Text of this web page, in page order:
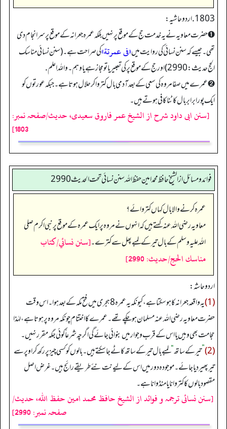
1803. اردو حاشیہ:
➊ حضرت معاویہ نے یہ خدمت حج کے موقع پر نہیں بلکہ عمرہ جعرانہ کے موقع پر سر انجام دی
تھی۔جیسے کہ سنن نسائی کی روایت میں«فی عمرتة»‏‏‏‏ کی صراحت ہے۔ (سنن نسائی مناسک
الحج حدیث:2990)اور حج کےموقع پر کی تعبیر یاتومجاز ہے یا وہم۔ واللہ اعلم .
➋ عمرے میں صفا مروہ کی سعی کے بعد آدمی بال کتروا کر حلال ہوتا ہے۔ جبکہ عورتوں کو
ایک پورا برابر بال کاٹنا کافی ہوتے ہیں۔
[سنن ابی داود شرح از الشیخ عمر فاروق سعیدی، حدیث/صفحہ نمبر:
1803]
فوائد ومسائل از الشيخ حافظ محمد امين حفظ الله سنن نسائي تحت الحديث2990
عمرہ کرنے والا بال کہاں کتروائے؟
معاویہ رضی الله عنہ کہتے ہیں کہ انہوں نے مروہ پر ایک عمرہ کے موقع پر نبی اکرم صلی
اللہ علیہ وسلم کے بال تیر کے لمبے پھل سے کترے۔[سنن نسائي/كتاب
مناسك الحج/حدیث: 2990]
اردو حاشہ:
(1)
یہ واقعہ جعرانہ کا ہو سکتا ہے، کیونکہ یہ عمرہ 8 ہجری میں فتح مکہ کے بعد ہوا۔ اس وقت
حضرت معاویہ رضی اللہ عنہ مسلمان ہو چکے تھے۔ عمرے کا اختتام چونکہ مروہ پر ہوتا ہے، لہٰذا
حجامت بھی وہیں یا اس کے قرب وجوار میں بنوائی جائے گی اگرچہ شرعاً کوئی جگہ مقرر نہیں۔
(2)
”تیر کے ساتھ“لمبے بال تیر کے ساتھ کاٹے جا سکتے ہیں۔ بالوں کو کسی چیز پر رکھ کر اوپر سے
تیر پھیر دیا جائے۔ موجودہ دور میں اس کے لیے نت نئے طریقے رائج ہیں۔ غرض اصل
مقصود بالوں کا کتروانا یا منڈوانا ہے۔
[سنن نسائی ترجمہ و فوائد از الشیخ حافظ محمد امین حفظ اللہ، حدیث/
صفحہ نمبر: 2990]